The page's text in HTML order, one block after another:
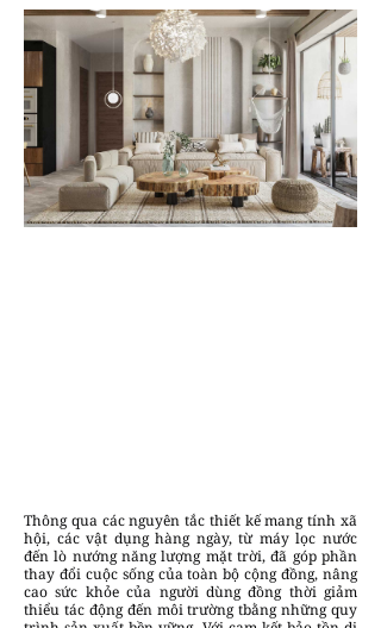
Thông qua các nguyên tắc thiết kế mang tính xã
hội, các vật dụng hàng ngày, từ máy lọc nước
đến lò nướng năng lượng mặt trời, đã góp phần
thay đổi cuộc sống của toàn bộ cộng đồng, nâng
cao sức khỏe của người dùng đồng thời giảm
thiểu tác động đến môi trường tbằng những quy